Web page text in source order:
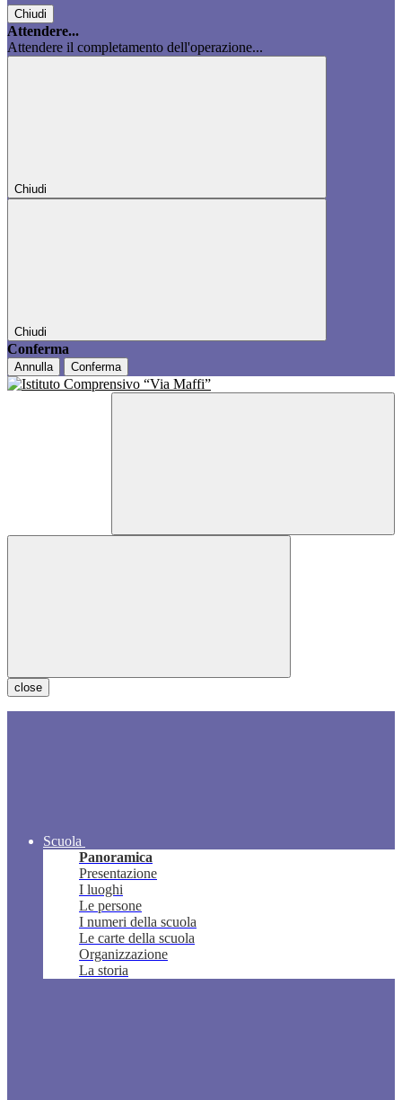
Chiudi
Attendere...
Attendere il completamento dell'operazione...
Chiudi
Chiudi
Conferma
Annulla Conferma
close
Scuola
Panoramica
Presentazione
I luoghi
Le persone
I numeri della scuola
Le carte della scuola
Organizzazione
La storia